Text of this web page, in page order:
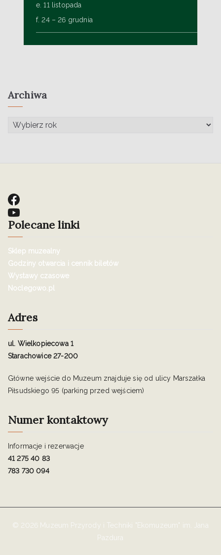
e. 11 listopada
f. 24 – 26 grudnia
Archiwa
Polecane linki
Sklep muzealny
Godziny otwarcia i cennik biletów
Wystawy czasowe
Noclegowo.pl
Adres
ul. Wielkopiecowa 1
Starachowice 27-200
Główne wejście do Muzeum znajduje się od ulicy Marszałka
Piłsudskiego 95 (parking przed wejściem)
Numer kontaktowy
Informacje i rezerwacje
41 275 40 83
783 730 094
© 2026 Muzeum Przyrody i Techniki "Ekomuzeum" im. Jana
Pazdura